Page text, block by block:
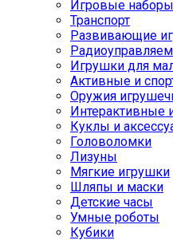
Игровые
Транспорт
Развивающие
Игрушки для
Активные и
Оружия
Интерактивные
Куклы и
Головоломки
Лизуны
Мягкие игрушки
Шляпы и маски
Детские часы
Умные роботы
Кубики